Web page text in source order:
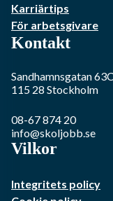
Karriärtips
För arbetsgivare
Kontakt
Sandhamnsgatan 63C
115 28 Stockholm
08-67 874 20
info@skoljobb.se
Vilkor
Integritets policy